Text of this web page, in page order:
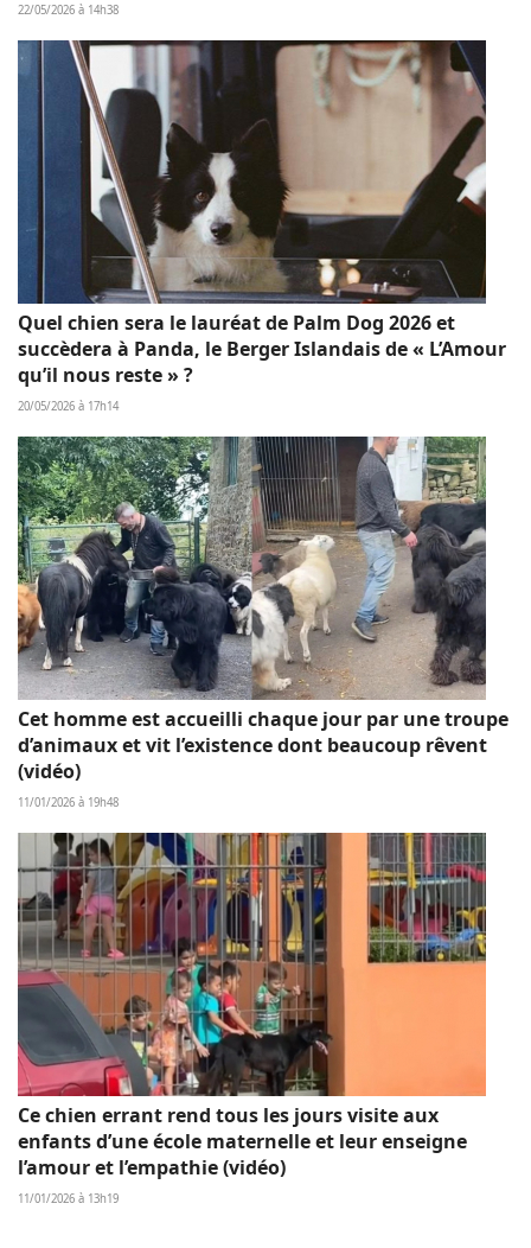
22/05/2026 à 14h38
Quel chien sera le lauréat de Palm Dog 2026 et
succèdera à Panda, le Berger Islandais de « L’Amour
qu’il nous reste » ?
20/05/2026 à 17h14
Cet homme est accueilli chaque jour par une troupe
d’animaux et vit l’existence dont beaucoup rêvent
(vidéo)
11/01/2026 à 19h48
Ce chien errant rend tous les jours visite aux
enfants d’une école maternelle et leur enseigne
l’amour et l’empathie (vidéo)
11/01/2026 à 13h19